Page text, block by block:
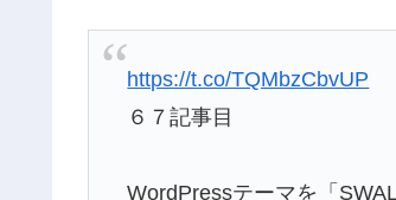
https://t.co/TQMbzCbvUP
６７記事目
WordPressテーマを「